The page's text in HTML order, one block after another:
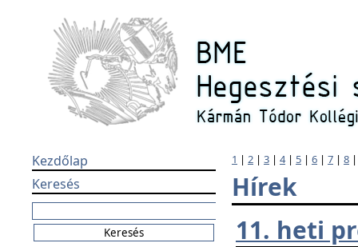
Kezdőlap
Keresés
1 | 2 | 3 | 4| 5 | 6 | 7 | 8
Hírek
11. heti